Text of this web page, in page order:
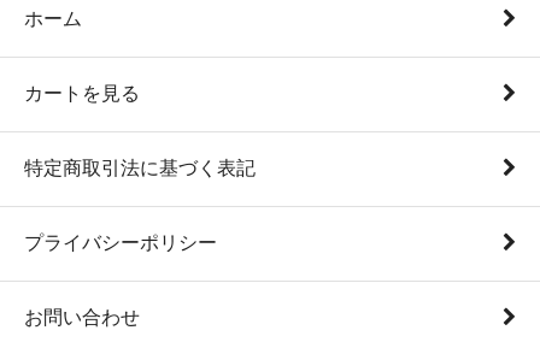
ホーム
カートを見る
特定商取引法に基づく表記
プライバシーポリシー
お問い合わせ